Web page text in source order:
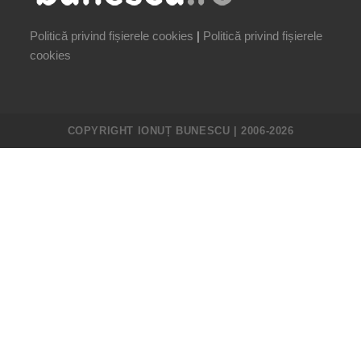
Politică privind fișierele cookies | Politică privind fișierele
cookies
COPYRIGHT IONUȚ BUNESCU | 2006-2026